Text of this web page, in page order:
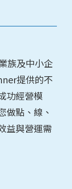
族及中小企
提供的不
功經營模
做點、線、
益與營運需